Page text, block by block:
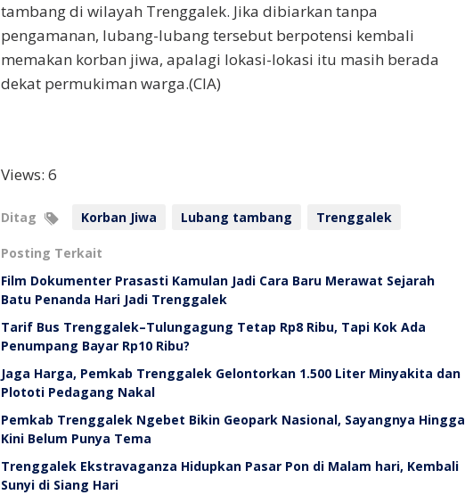
tambang di wilayah Trenggalek. Jika dibiarkan tanpa
pengamanan, lubang-lubang tersebut berpotensi kembali
memakan korban jiwa, apalagi lokasi-lokasi itu masih berada
dekat permukiman warga.(CIA)
Views: 6
Ditag Korban Jiwa Lubang tambang Trenggalek
Posting Terkait
Film Dokumenter Prasasti Kamulan Jadi Cara Baru Merawat Sejarah
Batu Penanda Hari Jadi Trenggalek
Tarif Bus Trenggalek–Tulungagung Tetap Rp8 Ribu, Tapi Kok Ada
Penumpang Bayar Rp10 Ribu?
Jaga Harga, Pemkab Trenggalek Gelontorkan 1.500 Liter Minyakita dan
Plototi Pedagang Nakal
Pemkab Trenggalek Ngebet Bikin Geopark Nasional, Sayangnya Hingga
Kini Belum Punya Tema
Trenggalek Ekstravaganza Hidupkan Pasar Pon di Malam hari, Kembali
Sunyi di Siang Hari